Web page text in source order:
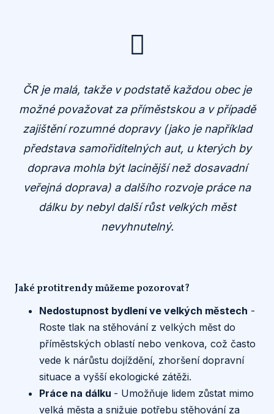
ČR je malá, takže v podstatě každou obec je
možné považovat za příměstskou a v případě
zajištění rozumné dopravy (jako je například
představa samořiditelných aut, u kterých by
doprava mohla být lacinější než dosavadní
veřejná doprava) a dalšího rozvoje práce na
dálku by nebyl další růst velkých měst
nevyhnutelný.
Jaké protitrendy můžeme pozorovat?
Nedostupnost bydlení ve velkých městech -
Roste tlak na stěhování z velkých měst do
příměstských oblastí nebo venkova, což často
vede k nárůstu dojíždění, zhoršení dopravní
situace a vyšší ekologické zátěži.
Práce na dálku - Umožňuje lidem zůstat mimo
velká města a snižuje potřebu stěhování za